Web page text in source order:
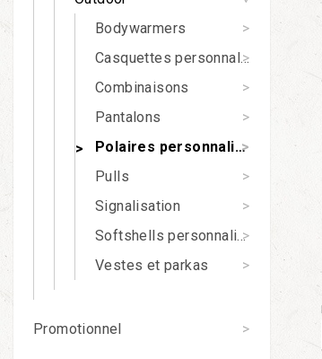
Bodywarmers
Casquettes personnalisables
Combinaisons
Pantalons
Polaires personnalisables
Pulls
Signalisation
Softshells personnalisables
Vestes et parkas
Promotionnel